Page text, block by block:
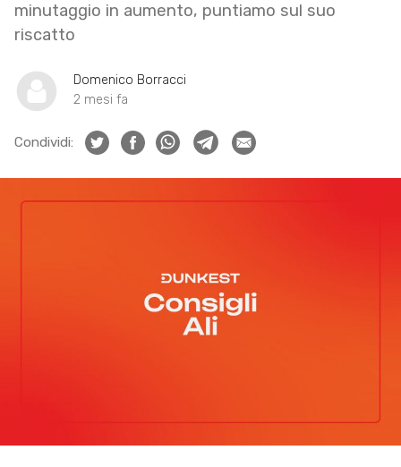
minutaggio in aumento, puntiamo sul suo
riscatto
Domenico Borracci
2 mesi fa
Condividi: